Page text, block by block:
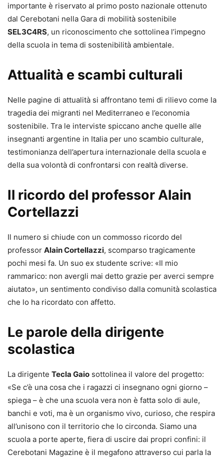
importante è riservato al primo posto nazionale ottenuto
dal Cerebotani nella Gara di mobilità sostenibile
SEL3C4RS, un riconoscimento che sottolinea l’impegno
della scuola in tema di sostenibilità ambientale.
Attualità e scambi culturali
Nelle pagine di attualità si affrontano temi di rilievo come la
tragedia dei migranti nel Mediterraneo e l’economia
sostenibile. Tra le interviste spiccano anche quelle alle
insegnanti argentine in Italia per uno scambio culturale,
testimonianza dell’apertura internazionale della scuola e
della sua volontà di confrontarsi con realtà diverse.
Il ricordo del professor Alain
Cortellazzi
Il numero si chiude con un commosso ricordo del
professor Alain Cortellazzi, scomparso tragicamente
pochi mesi fa. Un suo ex studente scrive: «Il mio
rammarico: non avergli mai detto grazie per averci sempre
aiutato», un sentimento condiviso dalla comunità scolastica
che lo ha ricordato con affetto.
Le parole della dirigente
scolastica
La dirigente Tecla Gaio sottolinea il valore del progetto:
«Se c’è una cosa che i ragazzi ci insegnano ogni giorno –
spiega – è che una scuola vera non è fatta solo di aule,
banchi e voti, ma è un organismo vivo, curioso, che respira
all’unisono con il territorio che lo circonda. Siamo una
scuola a porte aperte, fiera di uscire dai propri confini: il
Cerebotani Magazine è il megafono attraverso cui parla la